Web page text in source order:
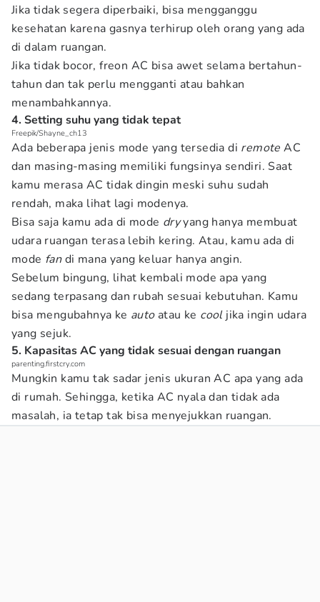
Jika tidak segera diperbaiki, bisa mengganggu
kesehatan karena gasnya terhirup oleh orang yang ada
di dalam ruangan.
Jika tidak bocor, freon AC bisa awet selama bertahun-
tahun dan tak perlu mengganti atau bahkan
menambahkannya.
4. Setting suhu yang tidak tepat
Freepik/Shayne_ch13
Ada beberapa jenis mode yang tersedia di remote AC
dan masing-masing memiliki fungsinya sendiri. Saat
kamu merasa AC tidak dingin meski suhu sudah
rendah, maka lihat lagi modenya.
Bisa saja kamu ada di mode dryyang hanya membuat
udara ruangan terasa lebih kering. Atau, kamu ada di
mode fandi mana yang keluar hanya angin.
Sebelum bingung, lihat kembali mode apa yang
sedang terpasang dan rubah sesuai kebutuhan. Kamu
bisa mengubahnya ke autoatau ke cooljika ingin udara
yang sejuk.
5. Kapasitas AC yang tidak sesuai dengan ruangan
parenting.firstcry.com
Mungkin kamu tak sadar jenis ukuran AC apa yang ada
di rumah. Sehingga, ketika AC nyala dan tidak ada
masalah, ia tetap tak bisa menyejukkan ruangan.